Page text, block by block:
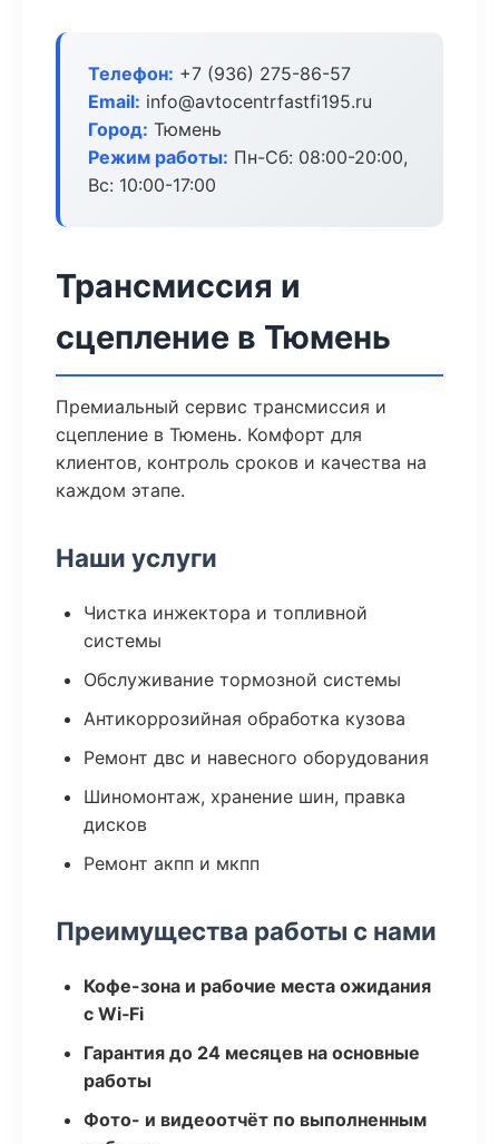
Телефон: +7 (936) 275-86-57
Email: info@avtocentrfastfi195.ru
Город: Тюмень
Режим работы: Пн-Сб: 08:00-20:00,
Вс: 10:00-17:00
Трансмиссия и
сцепление в Тюмень
Премиальный сервис трансмиссия и
сцепление в Тюмень. Комфорт для
клиентов, контроль сроков и качества на
каждом этапе.
Наши услуги
Чистка инжектора и топливной
системы
Обслуживание тормозной системы
Антикоррозийная обработка кузова
Ремонт двс и навесного оборудования
Шиномонтаж, хранение шин, правка
дисков
Ремонт акпп и мкпп
Преимущества работы с нами
Кофе-зона и рабочие места ожидания
с Wi‑Fi
Гарантия до 24 месяцев на основные
работы
Фото- и видеоотчёт по выполненным